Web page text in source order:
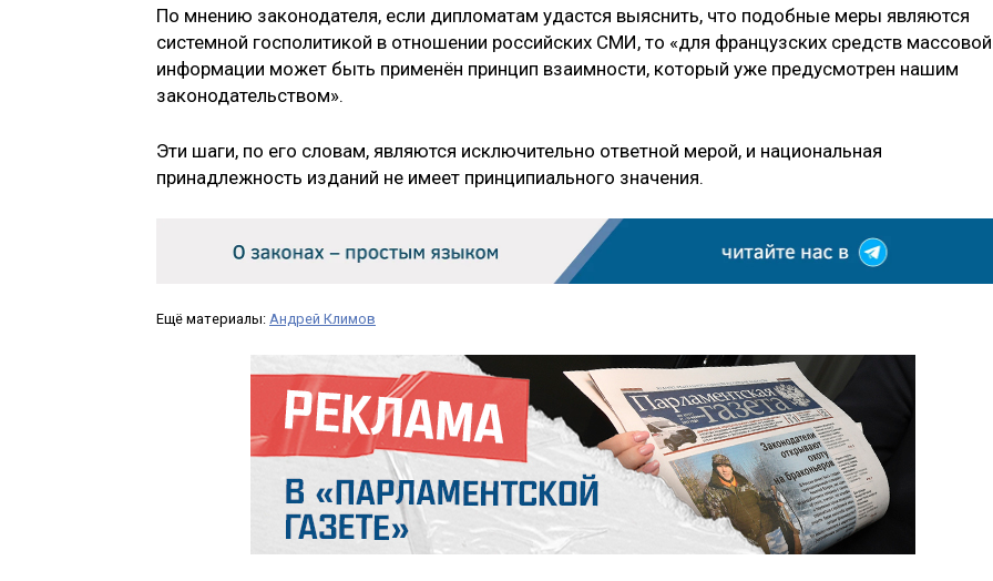
По мнению законодателя, если дипломатам удастся выяснить, что подобные меры являются
системной госполитикой в отношении российских СМИ, то «для французских средств массовой
информации может быть применён принцип взаимности, который уже предусмотрен нашим
законодательством».
Эти шаги, по его словам, являются исключительно ответной мерой, и национальная
принадлежность изданий не имеет принципиального значения.
Ещё материалы: Андрей Климов